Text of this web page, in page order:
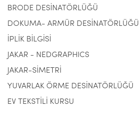
BRODE DESİNATÖRLÜĞÜ
DOKUMA- ARMÜR DESİNATÖRLÜĞÜ
İPLİK BİLGİSİ
JAKAR - NEDGRAPHICS
JAKAR-SİMETRİ
YUVARLAK ÖRME DESİNATÖRLÜĞÜ
EV TEKSTİLİ KURSU